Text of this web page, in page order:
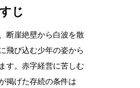
じ
断崖絶壁から白波を散
飛び込む少年の姿から
す。赤字経営に苦しむ
掲げた存続の条件は